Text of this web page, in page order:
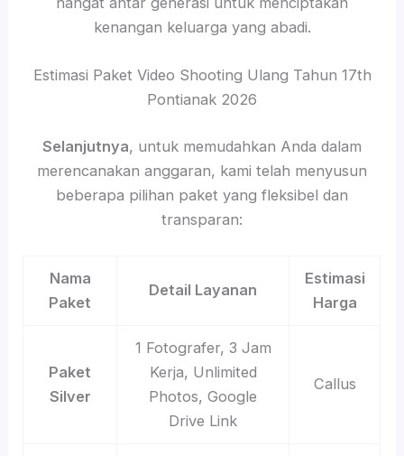
kenangan keluarga yang abadi.
Estimasi Paket Video Shooting Ulang Tahun 17th
Pontianak 2026
Selanjutnya, untuk memudahkan Anda dalam
merencanakan anggaran, kami telah menyusun
beberapa pilihan paket yang fleksibel dan
transparan:
Nama
Paket
Detail Layanan
Estimasi
Harga
Paket
Silver
1 Fotografer, 3 Jam
Kerja, Unlimited
Photos, Google
Drive Link
Callus